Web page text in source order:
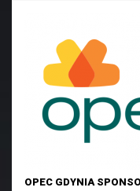
OPEC GDYNIA